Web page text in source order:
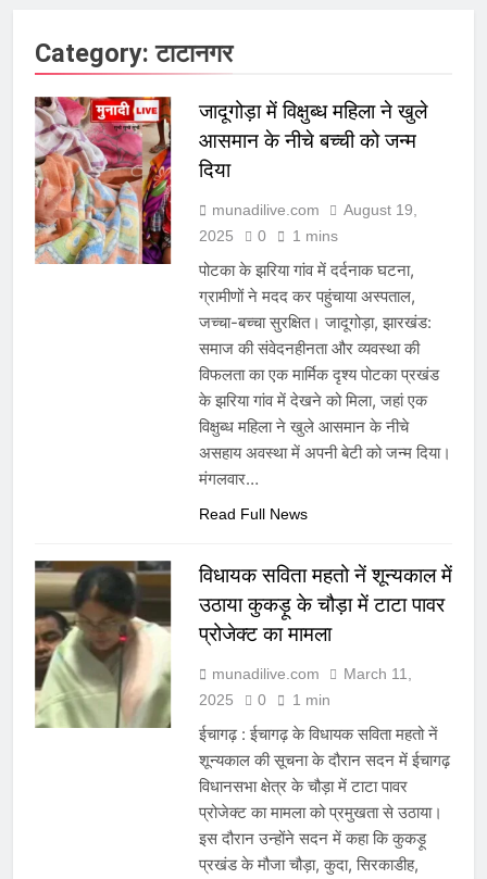
Category:टाटानगर
जादूगोड़ा में विक्षुब्ध महिला ने खुले
आसमान के नीचे बच्ची को जन्म
दिया
munadilive.com
August 19,
2025
0 1 mins
पोटका के झरिया गांव में दर्दनाक घटना,
ग्रामीणों ने मदद कर पहुंचाया अस्पताल,
जच्चा-बच्चा सुरक्षित। जादूगोड़ा, झारखंड:
समाज की संवेदनहीनता और व्यवस्था की
विफलता का एक मार्मिक दृश्य पोटका प्रखंड
के झरिया गांव में देखने को मिला, जहां एक
विक्षुब्ध महिला ने खुले आसमान के नीचे
असहाय अवस्था में अपनी बेटी को जन्म दिया।
मंगलवार…
Read Full News
विधायक सविता महतो नें शून्यकाल में
उठाया कुकड़ू के चौड़ा में टाटा पावर
प्रोजेक्ट का मामला
munadilive.com
March 11,
2025
0 1 min
ईचागढ़ : ईचागढ़ के विधायक सविता महतो नें
शून्यकाल की सूचना के दौरान सदन में ईचागढ़
विधानसभा क्षेत्र के चौड़ा में टाटा पावर
प्रोजेक्ट का मामला को प्रमुखता से उठाया।
इस दौरान उन्होंने सदन में कहा कि कुकड़ू
प्रखंड के मौजा चौड़ा, कुदा, सिरकाडीह,